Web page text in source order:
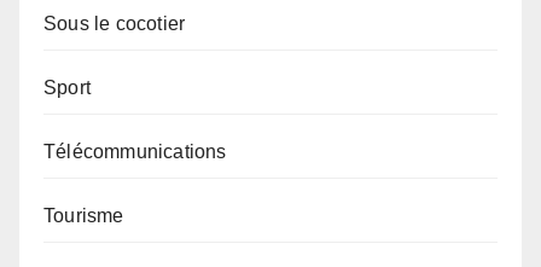
Sous le cocotier
Sport
Télécommunications
Tourisme